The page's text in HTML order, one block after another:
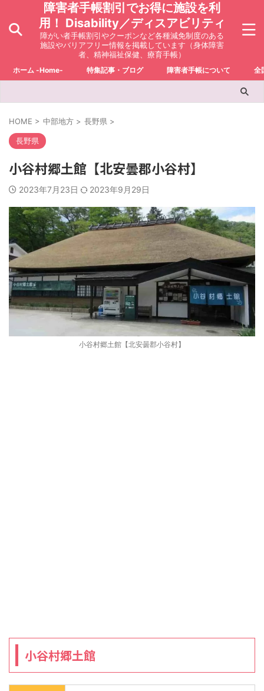
障害者手帳割引でお得に施設を利
用！ Disability／ディスアビリティ
障がい者手帳割引やクーポンなど各種減免制度のある
施設やバリアフリー情報を掲載しています（身体障害
者、精神福祉保健、療育手帳）
ホーム -Home- 特集記事・ブログ 障害者手帳について 全
HOME > 中部地方 > 長野県 >
長野県
小谷村郷土館【北安曇郡小谷村】
2023年7月23日 2023年9月29日
小谷村郷土館【北安曇郡小谷村】
小谷村郷土館